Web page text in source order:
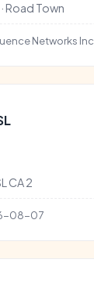
Road Town
Networks Inc
CA 2
08-07